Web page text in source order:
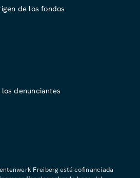
de los fondos
denunciantes
Freiberg está cofinanciada